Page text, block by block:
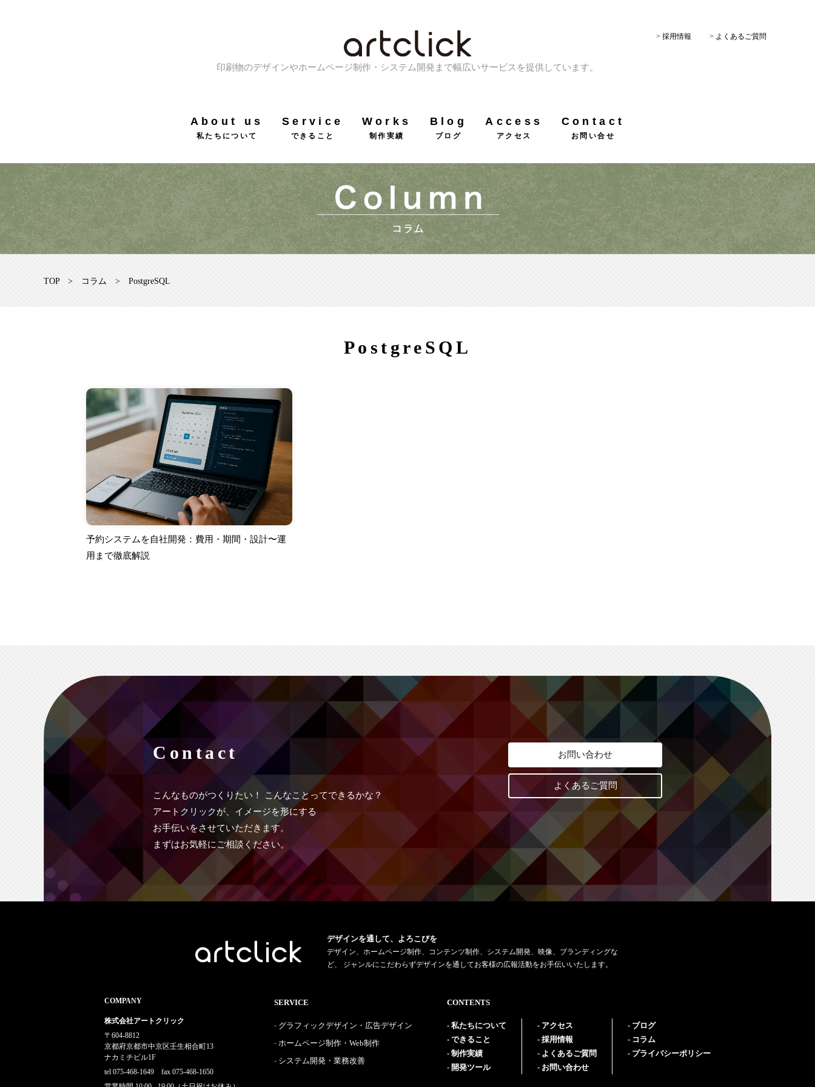
印刷物のデザインやホームページ制作・システム開発まで幅広いサービスを提供しています。
About us
私たちについて
Service
できること
Works
制作実績
Blog
ブログ
Access
アクセス
Contact
お問い合せ
> 採用情報 > よくあるご質問
TOP > コラム > PostgreSQL
PostgreSQL
予約システムを自社開発：費用・期間・設計〜運
用まで徹底解説
Contact
こんなものがつくりたい！
こんなことってできるかな？
アートクリックが、イメージを形にする
お手伝いをさせていただきます。
まずはお気軽にご相談ください。
お問い合わせ
よくあるご質問
デザインを通して、よろこびを
デザイン、ホームページ制作、コンテンツ制作、システム開発、映像、ブランディングな
ど、 ジャンルにこだわらずデザインを通してお客様の広報活動をお手伝いいたします。
COMPANY
株式会社アートクリック
〒604-8812
京都府京都市中京区壬生相合町13
ナカミチビル1F
tel 075-468-1649 fax 075-468-1650
SERVICE
グラフィックデザイン・広告デザイン
ホームページ制作・Web制作
システム開発・業務改善
CONTENTS
私たちについて
できること
制作実績
開発ツール
アクセス
採用情報
よくあるご質問
お問い合わせ
ブログ
コラム
プライバシーポリシー